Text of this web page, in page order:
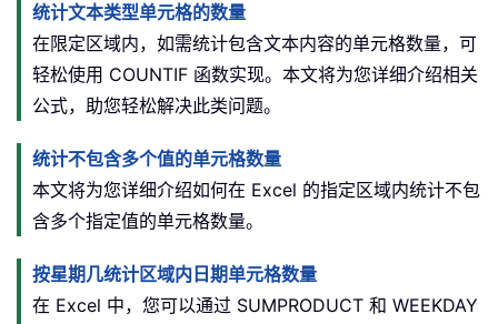
统计文本类型单元格的数量
在限定区域内，如需统计包含文本内容的单元格数量，可
轻松使用 COUNTIF 函数实现。本文将为您详细介绍相关
公式，助您轻松解决此类问题。
统计不包含多个值的单元格数量
本文将为您详细介绍如何在 Excel 的指定区域内统计不包
含多个指定值的单元格数量。
按星期几统计区域内日期单元格数量
在 Excel 中，您可以通过 SUMPRODUCT 和 WEEKDAY